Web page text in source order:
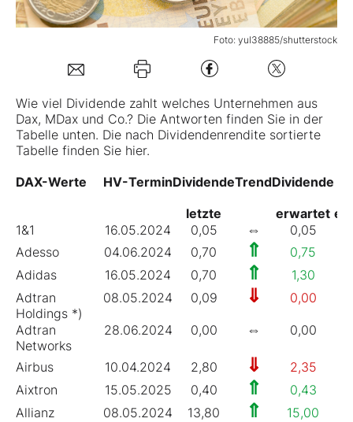
Folgen Sie uns
Kontakt
Foto: yul38885/shutterstock
Wie viel Dividende zahlt welches Unternehmen aus
Dax, MDax und Co.? Die Antworten finden Sie in der
Tabelle unten. Die nach Dividendenrendite sortierte
Tabelle finden Sie hier.
DAX-Werte
HV-TerminDividendeTrendDividende
letzte
erwartet
1&1
16.05.2024 0,05 ⇔ 0,05
Adesso
04.06.2024 0,70 ⇑ 0,75
Adidas
16.05.2024 0,70 ⇑ 1,30
Adtran
Holdings *)
08.05.2024 0,09 ⇓ 0,00
Adtran
Networks
28.06.2024 0,00 ⇔ 0,00
Airbus 10.04.2024 2,80 ⇓ 2,35
Aixtron
15.05.2025 0,40 ⇑ 0,43
Allianz
08.05.2024 13,80 ⇑ 15,00